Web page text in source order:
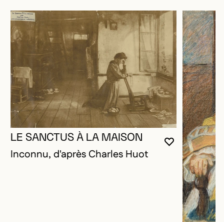
VOUS
FERMER
OUVRIR LA
LE SANCTUS À LA MAISON
Inconnu, d'après Charles Huot